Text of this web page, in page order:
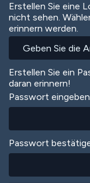
Erstellen Sie eine
nicht sehen.
erinnern werden.
Erstellen Sie ein
daran erinnern!
Passwort eingeben
Passwort